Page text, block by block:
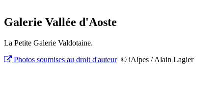
Galerie Vallée d'Aoste
La Petite Galerie Valdotaine.
Photos soumises au droit d'auteur© iAlpes / Alain Lagier